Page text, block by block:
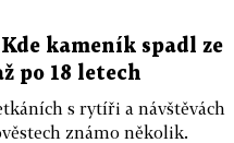
kameník spadl ze
po 18 letech
s rytíři a návštěvách
známo několik.